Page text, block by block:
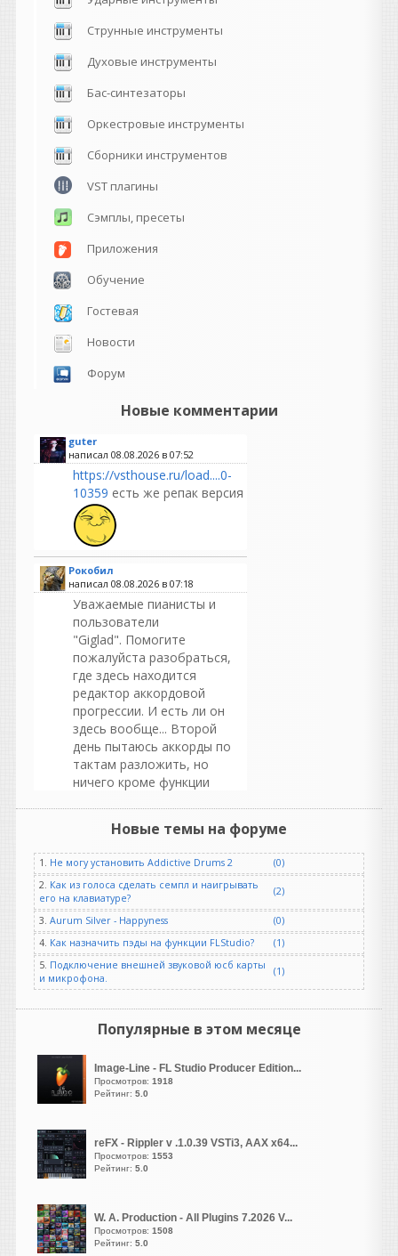
Струнные инструменты
Духовые инструменты
Бас-синтезаторы
Оркестровые инструменты
Сборники инструментов
VST плагины
Сэмплы, пресеты
Приложения
Обучение
Гостевая
Новости
Форум
Новые комментарии
guter
написал 08.08.2026 в 07:52
https://vsthouse.ru/load....0-
10359 есть же репак версия
Рокобил
написал 08.08.2026 в 07:18
Уважаемые пианисты и
пользователи
"Giglad". Помогите
пожалуйста разобраться,
где здесь находится
редактор аккордовой
прогрессии. И есть ли он
здесь вообще... Второй
день пытаюсь аккорды по
тактам разложить, но
ничего кроме функции
Рокобил
Уважаемые пианисты и
пользователи "Giglad".
Помогите пожалуйста
разобраться, где здесь
находится редактор
аккордовой прогрессии. И
есть ли он здесь вообще...
Второй день пытаюсь
аккорды по тактам
разложить, но
ничего кроме функции
"лайв" я здесь не нашел.
Rocker
написал 08.08.2026 в
На другом ресурсе уже есть
нормальная версия.
Heavy
Жирненький! Они, кстати,
веб версию
запилили https://muscriptor.kyutai.org/
Новые темы на форуме
1. Не могу установить Addictive Drums 2
(0)
2. Как из голоса сделать семпл и наигрывать
его на клавиатуре?
(2)
3. Aurum Silver - Happyness
(0)
4. Как назначить пэды на функции FLStudio?
(1)
5. Подключение внешней звуковой юсб карты
и микрофона.
(1)
Популярные в этом месяце
Image-Line - FL Studio Producer Edition...
Просмотров: 1918
Рейтинг: 5.0
reFX - Rippler v .1.0.39 VSTi3, AAX x64...
Просмотров: 1553
Рейтинг: 5.0
W. A. Production - All Plugins 7.2026 V...
Просмотров: 1508
Рейтинг: 5.0